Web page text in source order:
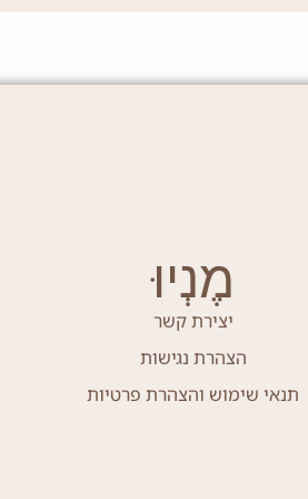
מֶנְיוּ
יצירת קשר
הצהרת נגישות
תנאי שימוש והצהרת פרטיות